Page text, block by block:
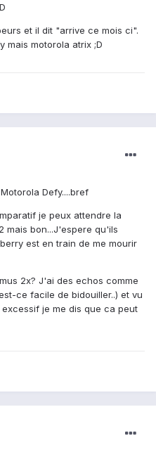
et il dit "arrive ce mois ci".
mais motorola atrix ;D
Defy....bref
je peux attendre la
mais bon...J'espere qu'ils
est en train de me mourir
2x? J'ai des echos comme
ce facile de bidouiller..) et vu
je me dis que ca peut